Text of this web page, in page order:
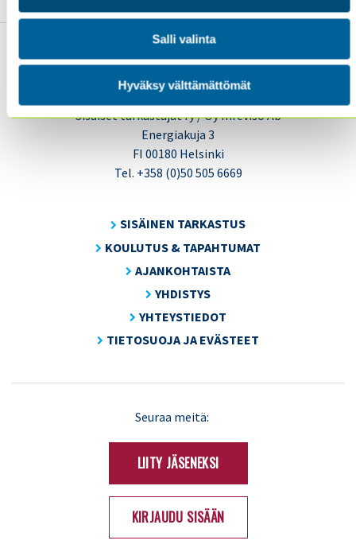
Salli valinta
Hyväksy välttämättömät
Sisäiset tarkastajat ry / Oy Inreviso Ab
Energiakuja 3
FI 00180 Helsinki
Tel. +358 (0)50 505 6669
SISÄINEN TARKASTUS
KOULUTUS & TAPAHTUMAT
AJANKOHTAISTA
YHDISTYS
YHTEYSTIEDOT
TIETOSUOJA JA EVÄSTEET
Seuraa meitä:
LIITY JÄSENEKSI
KIRJAUDU SISÄÄN